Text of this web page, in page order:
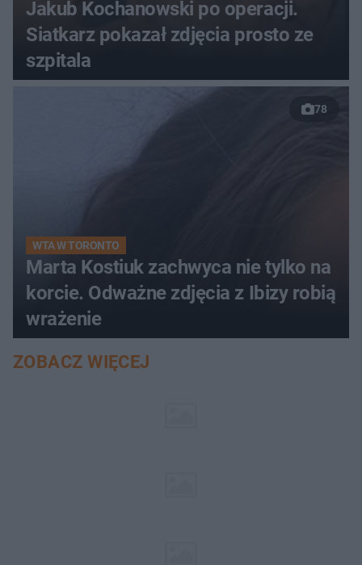
Jakub Kochanowski po operacji.
Siatkarz pokazał zdjęcia prosto ze
szpitala
78
WTA W TORONTO
Marta Kostiuk zachwyca nie tylko na
korcie. Odważne zdjęcia z Ibizy robią
wrażenie
ZOBACZ WIĘCEJ